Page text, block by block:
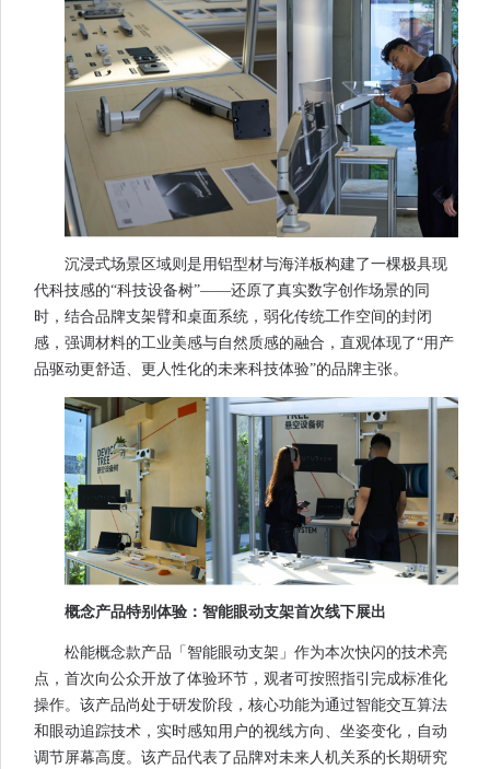
沉浸式场景区域则是用铝型材与海洋板构建了一棵极具现
代科技感的“科技设备树”——还原了真实数字创作场景的同
时，结合品牌支架臂和桌面系统，弱化传统工作空间的封闭
感，强调材料的工业美感与自然质感的融合，直观体现了“用产
品驱动更舒适、更人性化的未来科技体验”的品牌主张。
概念产品特别体验：智能眼动支架首次线下展出
松能概念款产品「智能眼动支架」作为本次快闪的技术亮
点，首次向公众开放了体验环节，观者可按照指引完成标准化
操作。该产品尚处于研发阶段，核心功能为通过智能交互算法
和眼动追踪技术，实时感知用户的视线方向、坐姿变化，自动
调节屏幕高度。该产品代表了品牌对未来人机关系的长期研究